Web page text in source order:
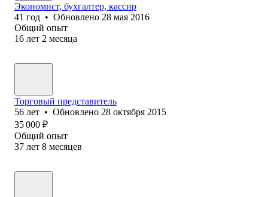
Экономист, бухгалтер, кассир
41 год • Обновлено 28 мая 2016
Общий опыт
16 лет 2 месяца
Торговый представитель
56 лет • Обновлено 28 октября 2015
35 000 ₽
Общий опыт
37 лет 8 месяцев